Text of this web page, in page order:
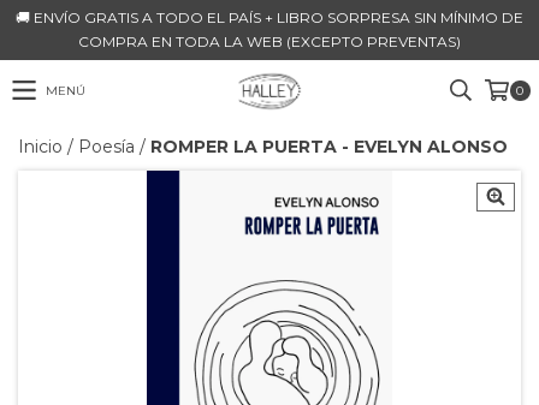
🚚 ENVÍO GRATIS A TODO EL PAÍS + LIBRO SORPRESA SIN MÍNIMO DE
COMPRA EN TODA LA WEB (EXCEPTO PREVENTAS)
MENÚ 0
Inicio / Poesía / ROMPER LA PUERTA - EVELYN ALONSO